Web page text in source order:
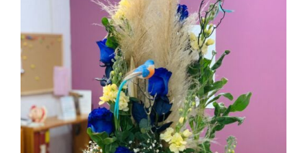
AÑADIR AL CARRITO
/
DETALLES